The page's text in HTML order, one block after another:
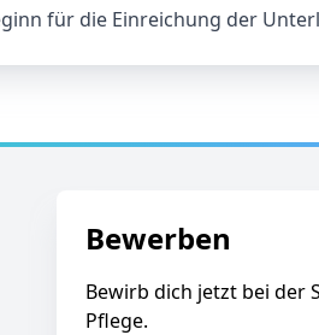
für die Einreichung der
Bewerben
Bewirb dich jetzt bei der
Pflege.